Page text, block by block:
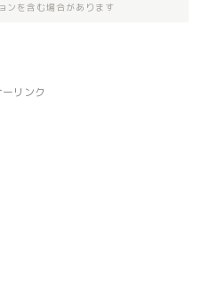
ンを含む場合があります
リンク